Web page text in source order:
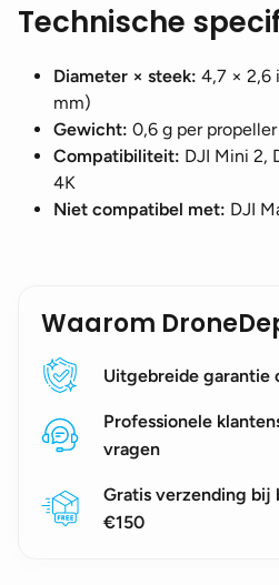
Technische
Diameter × steek: 4,7 × 2,6
mm)
Gewicht: 0,6 g per propeller
Compatibiliteit: DJI Mini 2,
4K
Niet compatibel met: DJI
Waarom
Uitgebreide garantie
Professionele
vragen
Gratis verzending bij
€150